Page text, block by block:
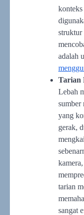
konteks
struktur
adalah
Tarian
Lebah
sumber
yang
gerak,
tarian
sangat